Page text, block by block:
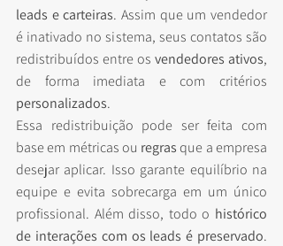
leads e carteiras. Assim que um vendedor
é inativado no sistema, seus contatos são
redistribuídos entre os vendedores ativos,
personalizados.
Essa redistribuição pode ser feita com
base em métricas ou regras que a empresa
desejar aplicar. Isso garante equilíbrio na
equipe e evita sobrecarga em um único
profissional. Além disso, todo o histórico
de interações com os leads é preservado.